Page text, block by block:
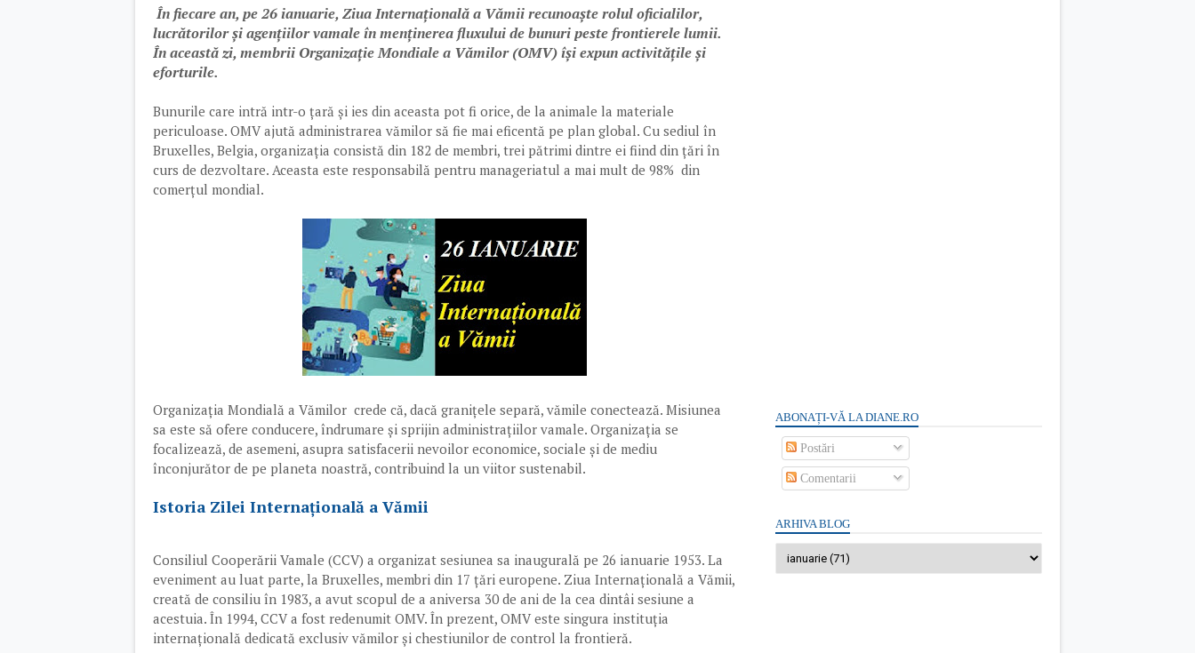
În fiecare an, pe 26 ianuarie, Ziua Internațională a Vămii recunoaște rolul oficialilor,
lucrătorilor și agențiilor vamale în menținerea fluxului de bunuri peste frontierele lumii.
În această zi, membrii Organizație Mondiale a Vămilor (OMV) își expun activitățile și
eforturile.
Bunurile care intră intr-o țară și ies din aceasta pot fi orice, de la animale la materiale
periculoase. OMV ajută administrarea vămilor să fie mai eficentă pe plan global. Cu sediul în
Bruxelles, Belgia, organizația consistă din 182 de membri, trei pătrimi dintre ei fiind din țări în
curs de dezvoltare. Aceasta este responsabilă pentru manageriatul a mai mult de 98% din
comerțul mondial.
Organizația Mondială a Vămilor crede că, dacă granițele separă, vămile conectează. Misiunea
sa este să ofere conducere, îndrumare și sprijin administrațiilor vamale. Organizația se
focalizează, de asemeni, asupra satisfacerii nevoilor economice, sociale și de mediu
înconjurător de pe planeta noastră, contribuind la un viitor sustenabil.
Istoria Zilei Internațională a Vămii
Consiliul Cooperării Vamale (CCV) a organizat sesiunea sa inaugurală pe 26 ianuarie 1953. La
eveniment au luat parte, la Bruxelles, membri din 17 țări europene. Ziua Internațională a Vămii,
creată de consiliu în 1983, a avut scopul de a aniversa 30 de ani de la cea dintâi sesiune a
acestuia. În 1994, CCV a fost redenumit OMV. În prezent, OMV este singura instituția
internațională dedicată exclusiv vămilor și chestiunilor de control la frontieră.
ABONAȚI-VĂ LA DIANE.RO
Postări
Comentarii
ARHIVA BLOG